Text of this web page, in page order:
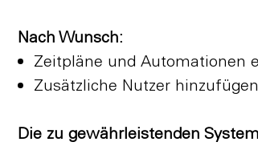
Nach Wunsch:
Zeitpläne und Automationen
Zusätzliche Nutzer hinzufügen
Die zu gewährleistenden